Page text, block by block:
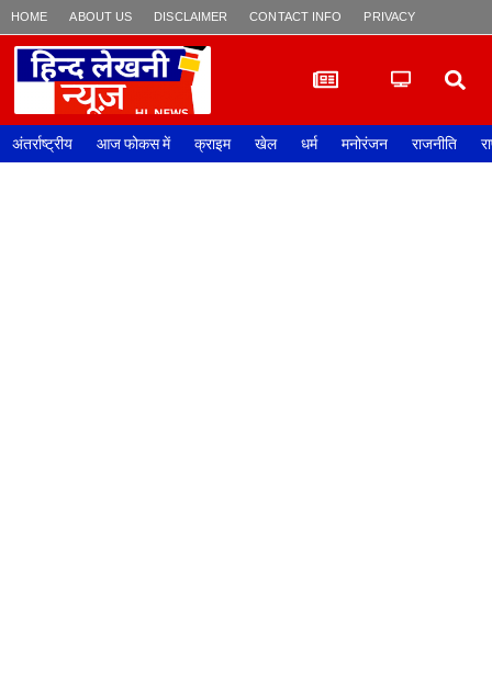
HOME ABOUT US DISCLAIMER CONTACT INFO PRIVACY POLICY
अंतर्राष्ट्रीय आज फोकस में क्राइम खेल धर्म मनोरंजन राजनीति